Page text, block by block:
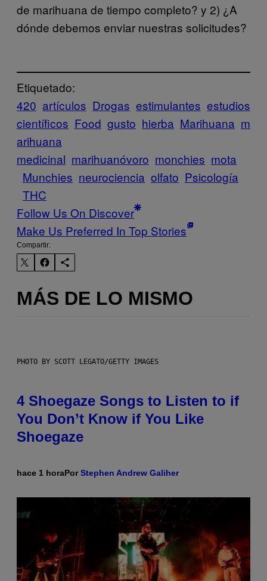
de marihuana de tiempo completo? y 2) ¿A
dónde debemos enviar nuestras solicitudes?
Etiquetado:
420 artículos Drogas estimulantes estudios
científicos Food gusto hierba Marihuana m
arihuana
medicinal marihuanóvoro monchies mota
Munchies neurociencia olfato Psicología
THC
Follow Us On Discover
Make Us Preferred In Top Stories
Compartir:
MÁS DE LO MISMO
PHOTO BY SCOTT LEGATO/GETTY IMAGES
4 Shoegaze Songs to Listen to if
You Don’t Know if You Like
Shoegaze
hace 1 horaPorStephen Andrew Galiher